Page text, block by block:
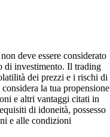
deve essere considerato
di investimento. Il trading
dei prezzi e i rischi di
la tua propensione
e altri vantaggi citati in
di idoneità, possesso
e alle condizioni